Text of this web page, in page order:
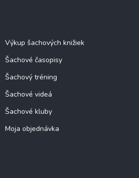
Výkup šachových knižiek
Šachové časopisy
Šachový tréning
Šachové videá
Šachové kluby
Moja objednávka